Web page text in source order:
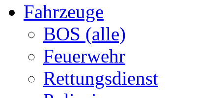
Fahrzeuge
BOS (alle)
Feuerwehr
Rettungsdienst